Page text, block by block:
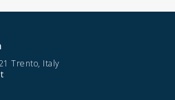
Trento, Italy